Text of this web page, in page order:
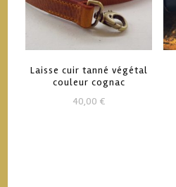
Laisse cuir tanné végétal
couleur cognac
40,00 €